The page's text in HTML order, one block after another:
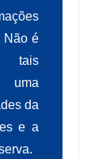
Não é
tais
uma
da
e a